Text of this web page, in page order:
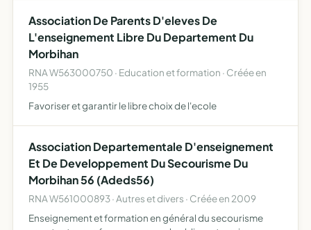
Association De Parents D'eleves De
L'enseignement Libre Du Departement Du
Morbihan
RNA W563000750 · Education et formation · Créée en
1955
Favoriser et garantir le libre choix de l'ecole
Association Departementale D'enseignement
Et De Developpement Du Secourisme Du
Morbihan 56 (Adeds56)
RNA W561000893 · Autres et divers · Créée en 2009
Enseignement et formation en général du secourisme